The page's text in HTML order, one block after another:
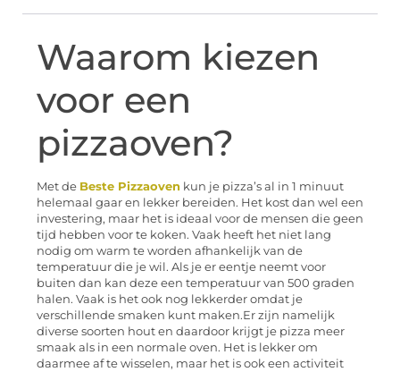
Waarom kiezen
voor een
pizzaoven?
Met de Beste Pizzaoven kun je pizza’s al in 1 minuut
helemaal gaar en lekker bereiden. Het kost dan wel een
investering, maar het is ideaal voor de mensen die geen
tijd hebben voor te koken. Vaak heeft het niet lang
nodig om warm te worden afhankelijk van de
temperatuur die je wil. Als je er eentje neemt voor
buiten dan kan deze een temperatuur van 500 graden
halen. Vaak is het ook nog lekkerder omdat je
verschillende smaken kunt maken.Er zijn namelijk
diverse soorten hout en daardoor krijgt je pizza meer
smaak als in een normale oven. Het is lekker om
daarmee af te wisselen, maar het is ook een activiteit